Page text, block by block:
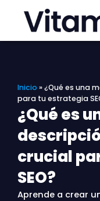
contenido
Inicio »¿Qué es una
para tu estrategia
¿Qué es
crucial
SEO?
Aprende a crear